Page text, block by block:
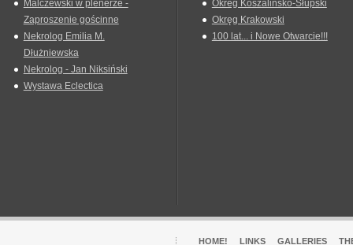
Malczewski w plenerze -
Zaproszenie gościnne
Nekrolog Emilia M.
Dłużniewska
Nekrolog - Jan Niksiński
Wystawa Eclectica
Okreg Koszalińsko-Słupski
Okręg Krakowski
100 lat... i Nowe Otwarcie!!!
HOME! LINKS GALLERIES